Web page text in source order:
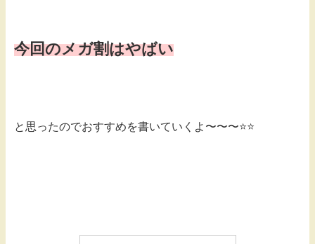
今回のメガ割はやばい
と思ったのでおすすめを書いていくよ〜〜〜⭐️⭐️